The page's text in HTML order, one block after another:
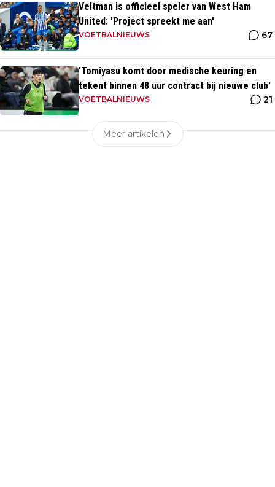
Veltman is officieel speler van West Ham
United: 'Project spreekt me aan'
VOETBALNIEUWS 67
'Tomiyasu komt door medische keuring en
tekent binnen 48 uur contract bij nieuwe club'
VOETBALNIEUWS 21
Meer artikelen